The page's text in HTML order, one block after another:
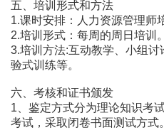
五、培训形式和方法
1.课时安排：人力资源管理师
2.培训形式：每周的周日培训。
3.培训方法:互动教学、小组
验式训练等。
六、考核和证书颁发
1、鉴定方式分为理论知识考
考试，采取闭卷书面测试方式